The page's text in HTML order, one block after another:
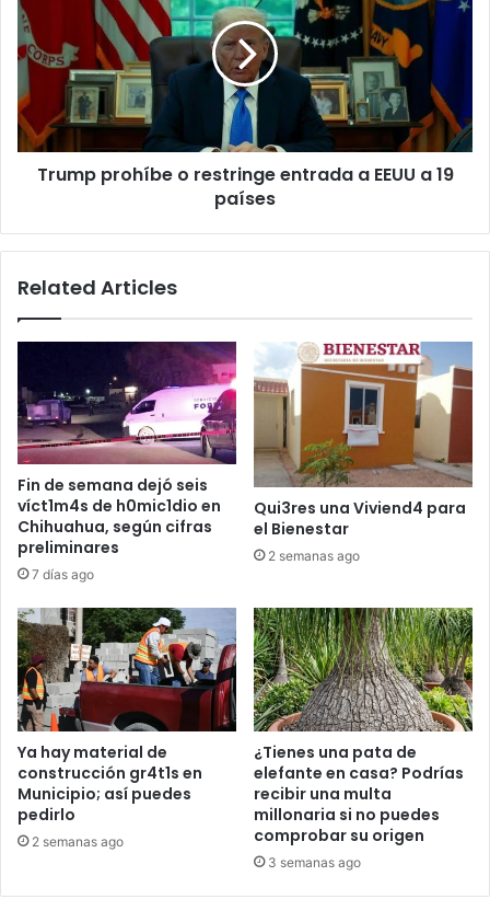
o
restringe
entrada
EEUU
a
19
países
Trump prohíbe o restringe entrada a EEUU a 19
países
Related Articles
Fin de semana dejó seis
víct1m4s de h0mic1dio en
Chihuahua, según cifras
preliminares
7 días ago
Qui3res una Viviend4 para
el Bienestar
2 semanas ago
Ya hay material de
construcción gr4t1s en
Municipio; así puedes
pedirlo
2 semanas ago
¿Tienes una pata de
elefante en casa? Podrías
recibir una multa
millonaria si no puedes
comprobar su origen
3 semanas ago